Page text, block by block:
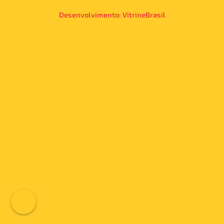
Desenvolvimento: VitrineBrasil